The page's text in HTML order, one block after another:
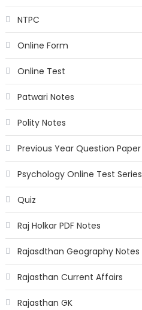
NTPC
Online Form
Online Test
Patwari Notes
Polity Notes
Previous Year Question Paper
Psychology Online Test Series
Quiz
Raj Holkar PDF Notes
Rajasdthan Geography Notes
Rajasthan Current Affairs
Rajasthan GK